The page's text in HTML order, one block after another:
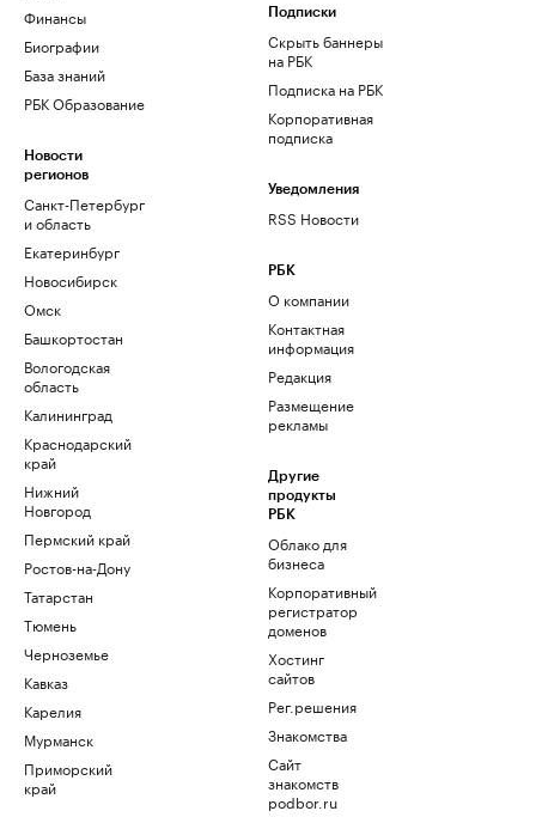
Финансы
Биографии
База знаний
РБК Образование
Новости
регионов
Санкт-Петербург
и область
Екатеринбург
Новосибирск
Омск
Башкортостан
Вологодская
область
Калининград
Краснодарский
край
Нижний
Новгород
Пермский край
Ростов-на-Дону
Татарстан
Тюмень
Черноземье
Кавказ
Карелия
Мурманск
Приморский
край
Подписки
Скрыть баннеры
на РБК
Подписка на РБК
Корпоративная
подписка
Уведомления
RSS Новости
РБК
О компании
Контактная
информация
Редакция
Размещение
рекламы
Другие
продукты
РБК
Облако для
бизнеса
Корпоративный
регистратор
доменов
Хостинг
сайтов
Рег.решения
Знакомства
Сайт
знакомств
podbor.ru